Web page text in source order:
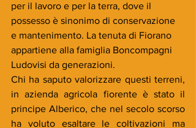
per il lavoro e per la terra, dove il
possesso è sinonimo di conservazione
e mantenimento. La tenuta di Fiorano
appartiene alla famiglia Boncompagni
Ludovisi da generazioni.
Chi ha saputo valorizzare questi terreni,
in azienda agricola fiorente è stato il
principe Alberico, che nel secolo scorso
ha voluto esaltare le coltivazioni ma